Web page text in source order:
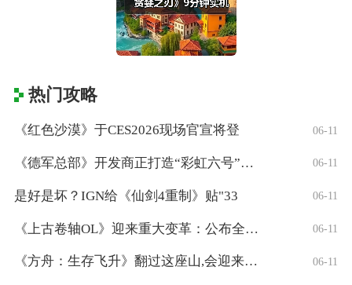
热门攻略
《红色沙漠》于CES2026现场官宣将登 06-11
《德军总部》开发商正打造“彩虹六号”风格 06-11
是好是坏？IGN给《仙剑4重制》贴"33 06-11
《上古卷轴OL》迎来重大变革：公布全新「 06-11
《方舟：生存飞升》翻过这座山,会迎来真正 06-11